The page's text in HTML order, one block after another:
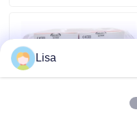
Nachrichten
Lisa